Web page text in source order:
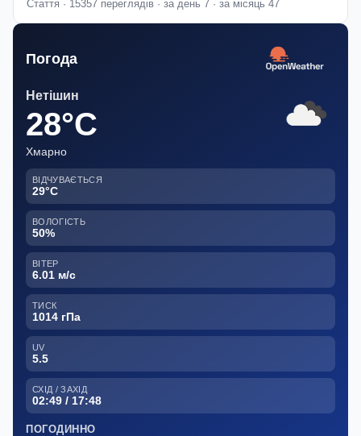
Стаття · 15357 переглядів · за день 7 · за місяць 47
Погода
Нетішин
28°C
Хмарно
ВІДЧУВАЄТЬСЯ
29°C
ВОЛОГІСТЬ
50%
ВІТЕР
6.01 м/с
ТИСК
1014 гПа
UV
5.5
СХІД / ЗАХІД
02:49 / 17:48
ПОГОДИННО